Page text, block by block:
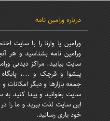
درباره ورامین نامه
ورامین یا وارنا را با سایت
ورامین نامه بشناسید و هر
سایت بیابید. مراکز دیدنی
پیشوا و قرچک و ...، پایگاه
جمعه بازارها و دیگر امکانات
سایت بخوانید و پیدا کنید
این سایت لذت ببرید و ما را
خود یاری رسانید.